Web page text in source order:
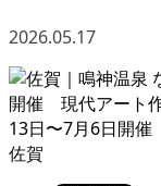
2026.05.17
佐賀